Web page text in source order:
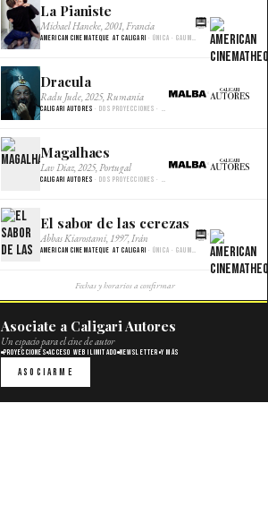
La Pianiste
Michael Haneke, 2001, Francia
American Cinemateque at Caligari · Única · Gaumont
×
Dracula
Radu Jude, 2025, Rumania
Caligari Autores · Dos proyecciones · Malba Cine
×
Magalhaes
Lav Diaz, 2025, Portugal
Caligari Autores · Dos proyecciones · Malba Cine
×
El sabor de las cerezas
Abbas Kiarostami, 1997, Irán
American Cinemateque at Caligari · Única · Gaumont
×
Fechas y horarios a confirmar
Asociate a Caligari Autores
Un espacio para el cine de autor
Proyecciones Acceso web ilimitado Newsletter Y más
Asociarme